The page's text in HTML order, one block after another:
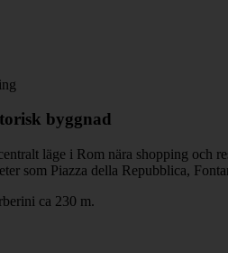
byggnad
läge i Rom nära shopping och
som Piazza della Repubblica,
ca 230 m.